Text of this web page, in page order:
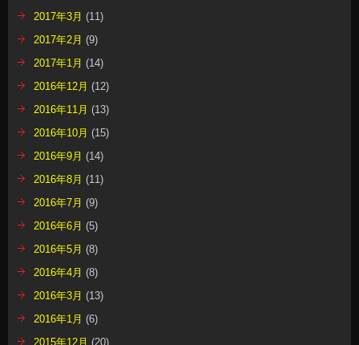
2017年3月 (11)
2017年2月 (9)
2017年1月 (14)
2016年12月 (12)
2016年11月 (13)
2016年10月 (15)
2016年9月 (14)
2016年8月 (11)
2016年7月 (9)
2016年6月 (5)
2016年5月 (8)
2016年4月 (8)
2016年3月 (13)
2016年1月 (6)
2015年12月 (20)